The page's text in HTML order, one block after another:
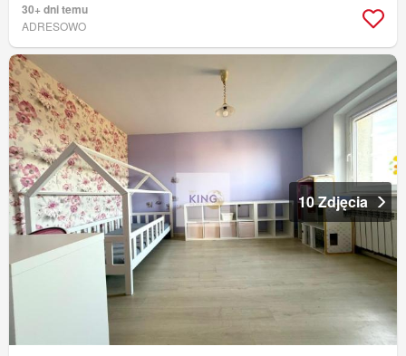
30+ dni temu
ADRESOWO
10 Zdjęcia